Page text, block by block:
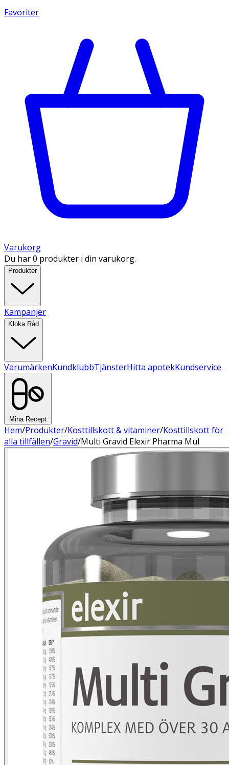
Favoriter
Varukorg
Du har 0 produkter i din varukorg.
Produkter
Kampanjer
Kloka Råd
VarumärkenKundklubbTjänsterHitta apotekKundservice
Mina Recept
Hem/Produkter/Kosttillskott & vitaminer/Kosttillskott för
alla tillfällen/Gravid/Multi Gravid Elexir Pharma Mul